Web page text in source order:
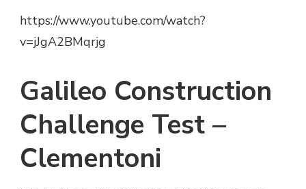
https://www.youtube.com/watch?
v=jJgA2BMqrjg
Galileo Construction
Challenge Test –
Clementoni